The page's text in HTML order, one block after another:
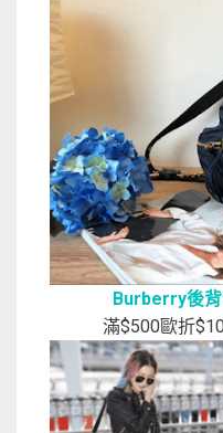
Burberry後
滿$500歐折